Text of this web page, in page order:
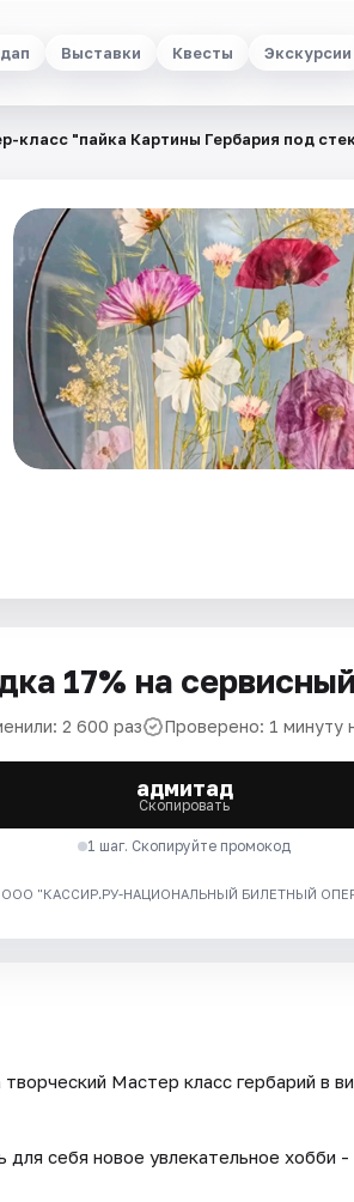
Выставки Квесты Экскурсии
класс "пайка Картины Гербария под
17% на
2 600 раз Проверено: 1 минуту
адмитад
Скопировать
1 шаг. Скопируйте промокод
ООО "КАССИР.РУ-НАЦИОНАЛЬНЫЙ БИЛЕТНЫЙ
Мастер класс гербарий в
себя новое увлекательное хобби -